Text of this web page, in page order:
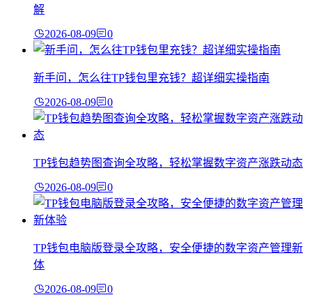
解
2026-08-09 0
新手问，怎么往TP钱包里充钱？超详细实操指南
2026-08-09 0
TP钱包趋势图查询全攻略，轻松掌握数字资产涨跌动态
2026-08-09 0
TP钱包电脑版登录全攻略，安全便捷的数字资产管理新
体
2026-08-09 0